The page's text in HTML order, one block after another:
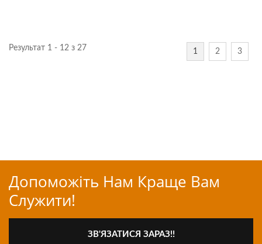
Результат 1 - 12 з 27 1 2 3
Допоможіть Нам Краще Вам
Служити!
ЗВ'ЯЗАТИСЯ ЗАРАЗ!!